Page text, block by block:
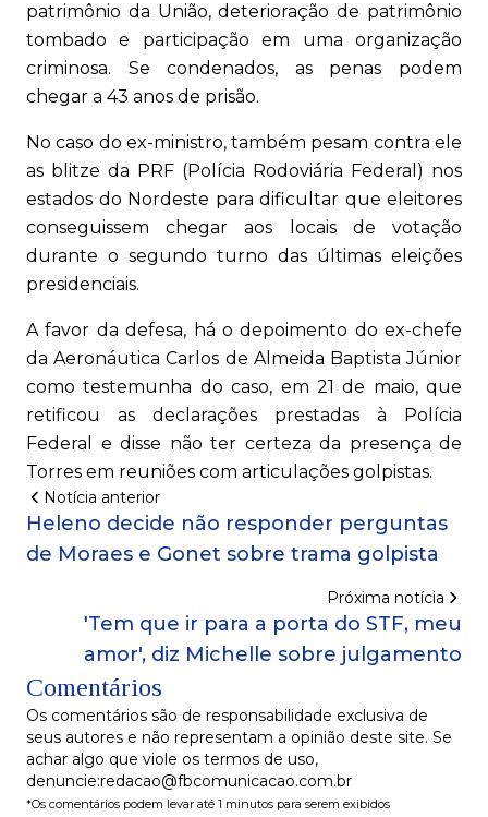
patrimônio da União, deterioração de patrimônio
tombado e participação em uma organização
criminosa. Se condenados, as penas podem
chegar a 43 anos de prisão.
No caso do ex-ministro, também pesam contra ele
as blitze da PRF (Polícia Rodoviária Federal) nos
estados do Nordeste para dificultar que eleitores
conseguissem chegar aos locais de votação
durante o segundo turno das últimas eleições
presidenciais.
A favor da defesa, há o depoimento do ex-chefe
da Aeronáutica Carlos de Almeida Baptista Júnior
como testemunha do caso, em 21 de maio, que
retificou as declarações prestadas à Polícia
Federal e disse não ter certeza da presença de
Torres em reuniões com articulações golpistas.
Notícia anterior
Heleno decide não responder perguntas
de Moraes e Gonet sobre trama golpista
Próxima notícia
'Tem que ir para a porta do STF, meu
amor', diz Michelle sobre julgamento
Comentários
Os comentários são de responsabilidade exclusiva de
seus autores e não representam a opinião deste site. Se
achar algo que viole os termos de uso,
denuncie:redacao@fbcomunicacao.com.br
*Os comentários podem levar até 1 minutos para serem exibidos